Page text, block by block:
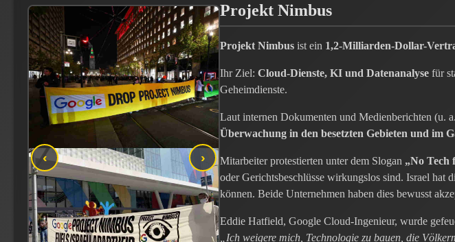
‹ ›
Projekt Nimbus
Projekt Nimbus ist ein 1,2-Milliarden-Dollar-
Ihr Ziel: Cloud-Dienste, KI und Datenanalyse für
Geheimdienste.
Laut internen Dokumenten und Medienberichten (u. a.
Überwachung in den besetzten Gebieten und im
Mitarbeiter protestierten unter dem Slogan „No
oder Gerichtsbeschlüsse wirkungslos sind. Israel hat
können. Beide Unternehmen haben dies bewusst
Eddie Hatfield, Google Cloud-Ingenieur, wurde
„Ich weigere mich, Technologie zu bauen, die